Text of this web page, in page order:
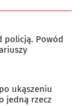
policją. Powód
ukąszeniu
jedną rzecz